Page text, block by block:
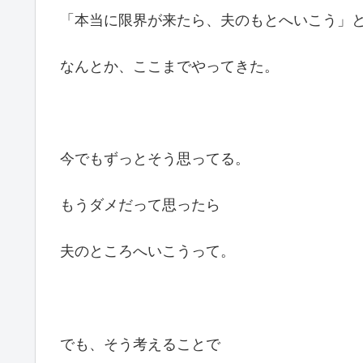
「本当に限界が来たら、夫のもとへいこう」
なんとか、ここまでやってきた。
今でもずっとそう思ってる。
もうダメだって思ったら
夫のところへいこうって。
でも、そう考えることで